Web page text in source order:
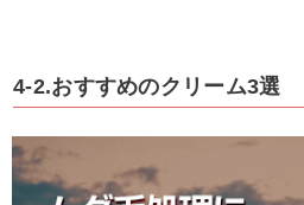
4-2.おすすめのクリーム3選